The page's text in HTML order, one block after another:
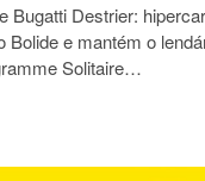
Bugatti Destrier:
Bolide e mantém o
Solitaire…